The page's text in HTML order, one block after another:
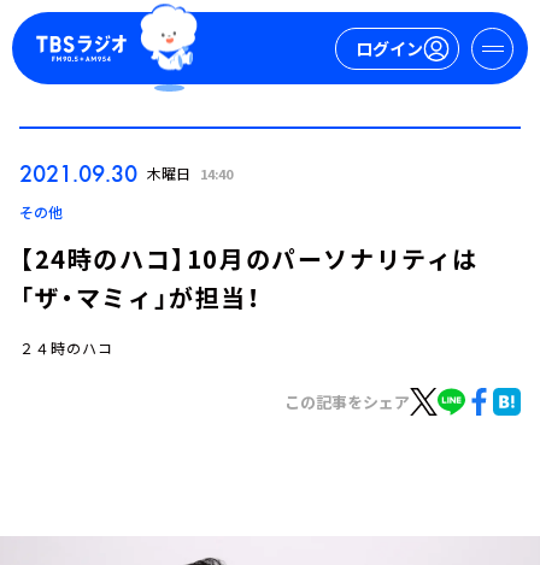
ログイン
2021.09.30 木曜日 14:40
その他
【24時のハコ】10月のパーソナリティは
「ザ・マミィ」が担当！
２４時のハコ
この記事をシェア